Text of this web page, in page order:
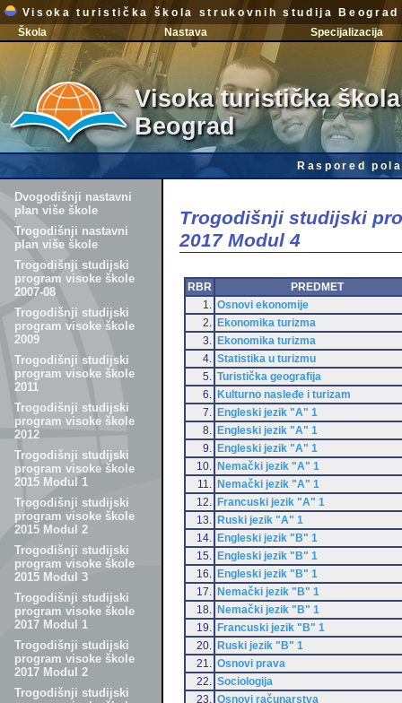
Visoka turistička škola strukovnih studija Beograd
Škola
Nastava Specijalizacija
Visoka turistička
Beograd
Raspored
Dvogodišnji nastavni
plan više škole
Trogodišnji nastavni
plan više škole
Trogodišnji studijski
program visoke škole
2007-08
Trogodišnji studijski
program visoke škole
2009
Trogodišnji studijski
program visoke škole
2011
Trogodišnji studijski
program visoke škole
2012
Trogodišnji studijski
program visoke škole
2015 Modul 1
Trogodišnji studijski
program visoke škole
2015 Modul 2
Trogodišnji studijski
program visoke škole
2015 Modul 3
Trogodišnji studijski
program visoke škole
2017 Modul 1
Trogodišnji studijski
program visoke škole
2017 Modul 2
Trogodišnji studijski
Trogodišnji studijski
2017 Modul 4
RBR
PREDMET
1.
Osnovi ekonomije
2.
Ekonomika turizma
3.
Ekonomika turizma
4.
Statistika u turizmu
5.
Turistička geografija
6.
Kulturno nasleđe i turizam
7.
Engleski jezik "A" 1
8.
Engleski jezik "A" 1
9.
Engleski jezik "A" 1
10.
Nemački jezik "A" 1
11.
Nemački jezik "A" 1
12.
Francuski jezik "A" 1
13.
Ruski jezik "A" 1
14.
Engleski jezik "B" 1
15.
Engleski jezik "B" 1
16.
Engleski jezik "B" 1
17.
Nemački jezik "B" 1
18.
Nemački jezik "B" 1
19.
Francuski jezik "B" 1
20.
Ruski jezik "B" 1
21.
Osnovi prava
22.
Sociologija
23.
Osnovi računarstva